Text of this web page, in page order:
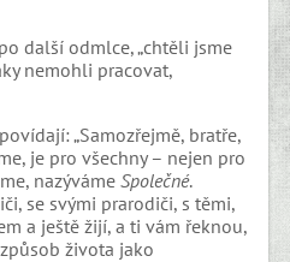
další odmlce, „chtěli jsme
nemohli pracovat,
„Samozřejmě, bratře,
je pro všechny – nejen pro
nazývámeSpolečné.
se svými prarodiči, s těmi,
a ještě žijí, a ti vám řeknou,
života jako